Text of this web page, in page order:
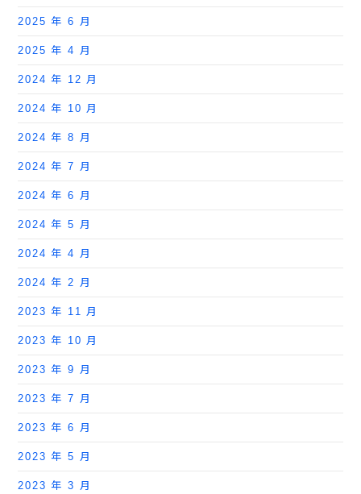
2025 年 6 月
2025 年 4 月
2024 年 12 月
2024 年 10 月
2024 年 8 月
2024 年 7 月
2024 年 6 月
2024 年 5 月
2024 年 4 月
2024 年 2 月
2023 年 11 月
2023 年 10 月
2023 年 9 月
2023 年 7 月
2023 年 6 月
2023 年 5 月
2023 年 3 月